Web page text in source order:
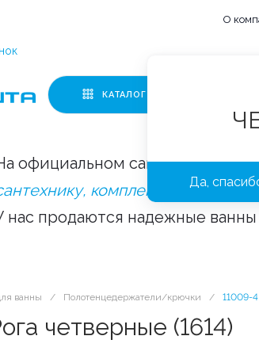
О
КАТАЛОГ
официальном сайте
комплектующие и
нас продаются надежные
ванны / Полотенцедержатели/крючки / 11009-4
четверные (1614)
Да,